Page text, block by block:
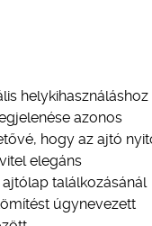
helykihasználáshoz
azonos
hogy az ajtó
elegáns
találkozásánál
úgynevezett